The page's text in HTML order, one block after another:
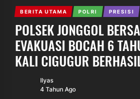
BERITA UTAMA POLRI PRESISI
POLSEK JONGGOL
EVAKUASI BOCAH 6
KALI CIGUGUR
Ilyas
4 Tahun Ago